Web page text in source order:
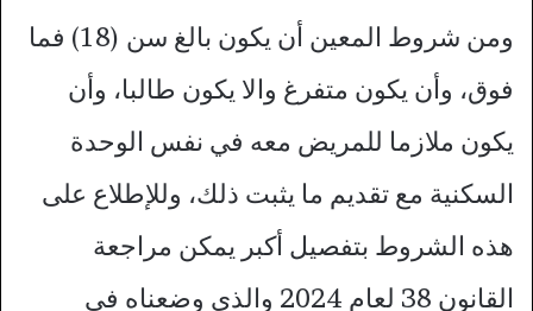
ومن شروط المعين أن يكون بالغ سن (18) فما
فوق، وأن يكون متفرغ والا يكون طالبا، وأن
يكون ملازما للمريض معه في نفس الوحدة
السكنية مع تقديم ما يثبت ذلك، وللإطلاع على
هذه الشروط بتفصيل أكبر يمكن مراجعة
القانون 38 لعام 2024 والذي وضعناه في